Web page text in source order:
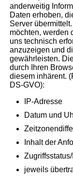
anderweitig
Daten erhoben,
Server
möchten, werden
uns technisch
anzuzeigen und
gewährleisten.
durch Ihren
diesem inhärent.
DS-GVO):
IP-Adresse
Datum und
Inhalt der
jeweils